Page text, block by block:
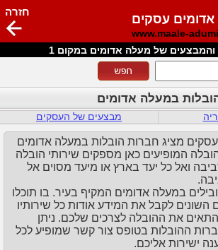
עסקים
www.maale-
חזרה
של מעלה אדומים במקום 1
במעלה אדומים
מבצעים של העסקים
מציג חברות הובלות במעלה אדומים
המופיעים כאן מספקים שירותי הובלה
ואל כל יעד בארץ או מיעד מסוים אל
במעלה אדומים המקיף בעיר. בו תוכלו
השונים לקבל את המידע אודות כל שירותיו
את ההובלה לצרכים שלכם. ניתן
ההובלות בטופס צור קשר שמופיע לכל
ישירות אליכם.